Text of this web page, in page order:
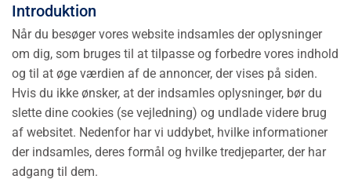
Introduktion
Når du besøger vores website indsamles der oplysninger
om dig, som bruges til at tilpasse og forbedre vores indhold
og til at øge værdien af de annoncer, der vises på siden.
Hvis du ikke ønsker, at der indsamles oplysninger, bør du
slette dine cookies (se vejledning) og undlade videre brug
af websitet. Nedenfor har vi uddybet, hvilke informationer
der indsamles, deres formål og hvilke tredjeparter, der har
adgang til dem.